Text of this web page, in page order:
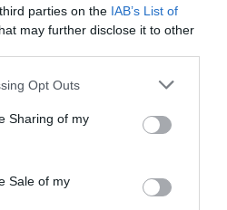
parties on the IAB’s List of
may further disclose it to other
Opt Outs
Sharing of my
Sale of my
περίπου ένα χρόνο μετά
το βασικό πακέτο ανέβηκε
στις ΗΠΑ και το Premium
μηνιαίως ενώ υπήρξε και η
δολάρια με διαφημίσεις. Την
κόστος και για την κοινή
Netflix να προσθέτει χρέωση